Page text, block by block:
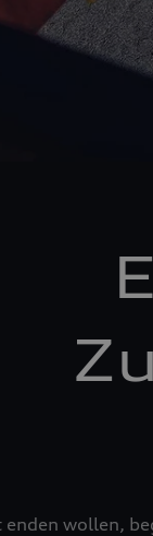
enden wollen,